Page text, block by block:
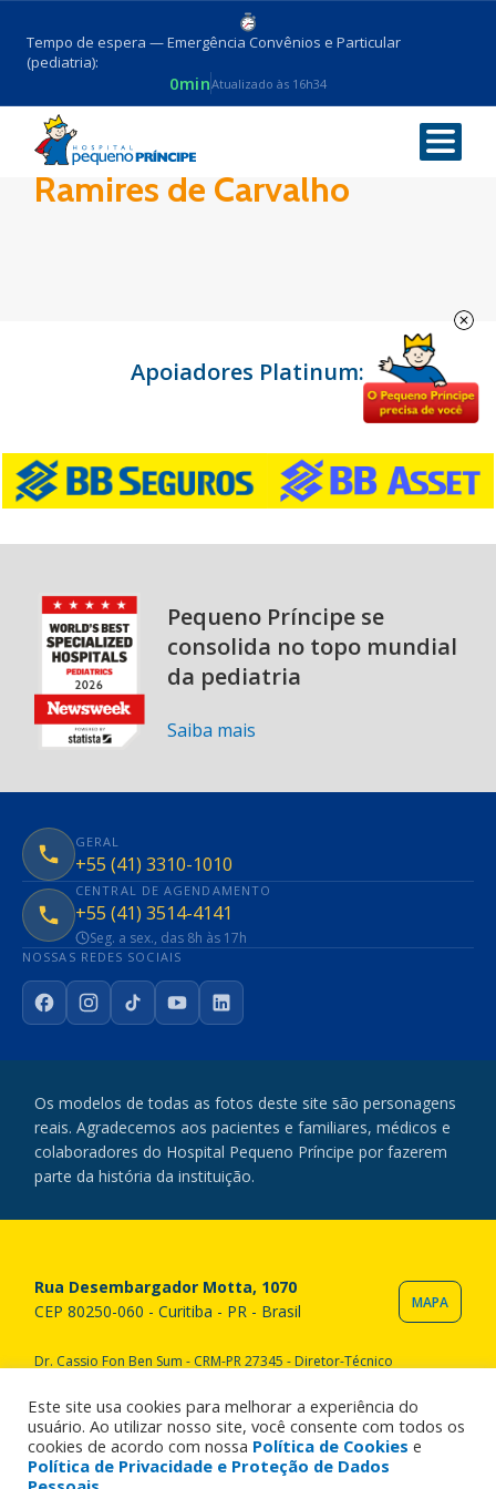
Tempo de espera — Emergência Convênios e Particular
(pediatria):
0minAtualizado às 16h34
Dra. Julienne Angela
Ramires de Carvalho
Apoiadores Platinum:
Pequeno Príncipe se
consolida no topo mundial
da pediatria
Saiba mais
GERAL
+55 (41) 3310-1010
CENTRAL DE AGENDAMENTO
+55 (41) 3514-4141
Seg. a sex., das 8h às 17h
NOSSAS REDES SOCIAIS
FacebookInstagram
TikTokYouTubeLinkedIn
Os modelos de todas as fotos deste site são personagens
reais. Agradecemos aos pacientes e familiares, médicos e
colaboradores do Hospital Pequeno Príncipe por fazerem
parte da história da instituição.
Rua Desembargador Motta, 1070
CEP 80250-060 - Curitiba - PR - Brasil
MAPA
Dr. Cassio Fon Ben Sum - CRM-PR 27345 - Diretor-Técnico
reservados. All rights reserved.
Este site usa cookies para melhorar a experiência do
usuário. Ao utilizar nosso site, você consente com todos os
cookies de acordo com nossa Política de Cookies e
Política de Privacidade e Proteção de Dados